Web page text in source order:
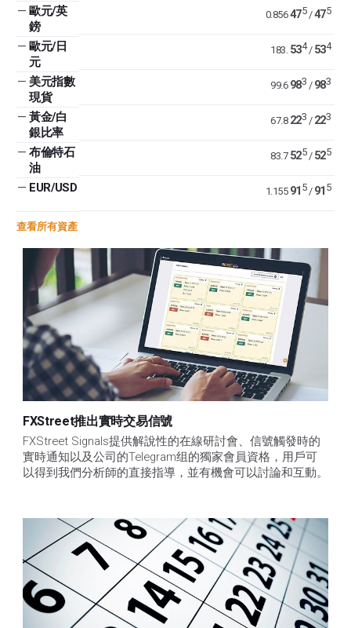
— 歐元/英
鎊
0.856 475/475
— 歐元/日
元
183. 534/ 534
— 美元指數
現貨
99.6 983 / 983
— 黃金/白
銀比率
67.8 223 / 223
— 布倫特石
油
83.7 525/ 525
— EUR/USD 1.155 91 5/ 91 5
查看所有資產
FXStreet推出實時交易信號
FXStreet Signals提供解說性的在線研討會、信號觸發時的
實時通知以及公司的Telegram组的獨家會員資格，用戶可
以得到我們分析師的直接指導，並有機會可以討論和互動。